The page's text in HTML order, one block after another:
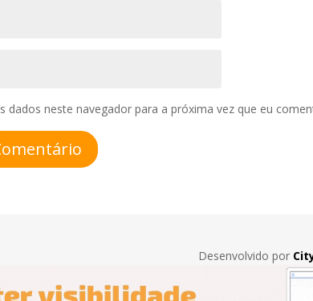
dados neste navegador para a próxima vez que eu
Desenvolvido por